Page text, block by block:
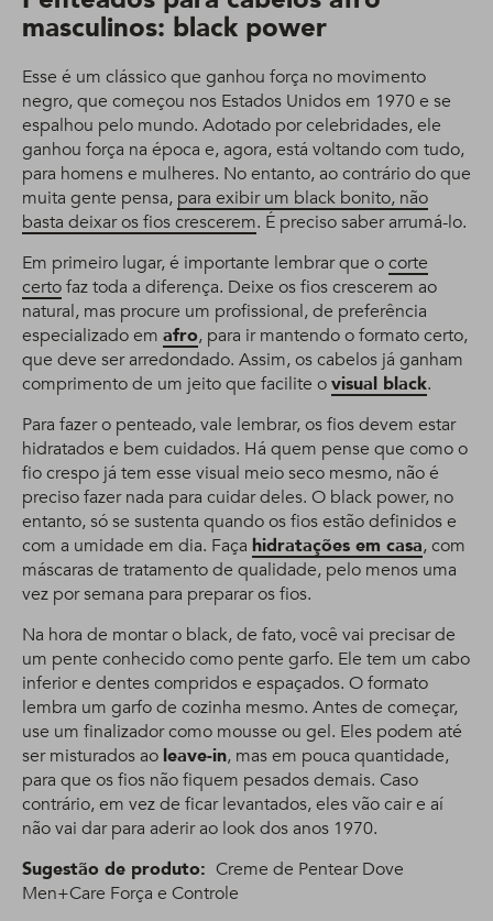
masculinos: black power
Esse é um clássico que ganhou força no movimento
negro, que começou nos Estados Unidos em 1970 e se
espalhou pelo mundo. Adotado por celebridades, ele
ganhou força na época e, agora, está voltando com tudo,
para homens e mulheres. No entanto, ao contrário do que
muita gente pensa, para exibir um black bonito, não
basta deixar os fios crescerem. É preciso saber arrumá-lo.
Em primeiro lugar, é importante lembrar que ocorte
certofaz toda a diferença. Deixe os fios crescerem ao
natural, mas procure um profissional, de preferência
especializado em afro, para ir mantendo o formato certo,
que deve ser arredondado. Assim, os cabelos já ganham
comprimento de um jeito que facilite ovisual black.
Para fazer o penteado, vale lembrar, os fios devem estar
hidratados e bem cuidados. Há quem pense que como o
fio crespo já tem esse visual meio seco mesmo, não é
preciso fazer nada para cuidar deles. O black power, no
entanto, só se sustenta quando os fios estão definidos e
com a umidade em dia. Faça hidratações em casa, com
máscaras de tratamento de qualidade, pelo menos uma
vez por semana para preparar os fios.
Na hora de montar o black, de fato, você vai precisar de
um pente conhecido como pente garfo. Ele tem um cabo
inferior e dentes compridos e espaçados. O formato
lembra um garfo de cozinha mesmo. Antes de começar,
use um finalizador como mousse ou gel. Eles podem até
ser misturados ao leave-in, mas em pouca quantidade,
para que os fios não fiquem pesados demais. Caso
contrário, em vez de ficar levantados, eles vão cair e aí
não vai dar para aderir ao look dos anos 1970.
Sugestão de produto: Creme de Pentear Dove
Men+Care Força e Controle